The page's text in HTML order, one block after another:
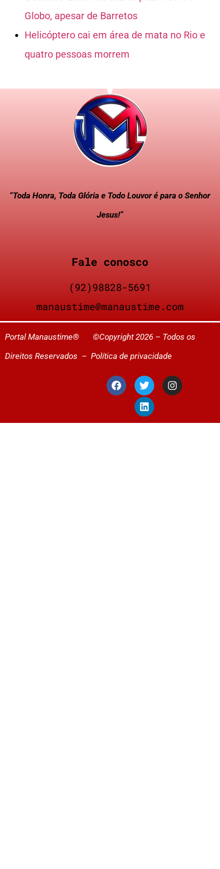
Globo, apesar de Barretos
Helicóptero cai em área de mata no Rio e
quatro pessoas morrem
“Toda Honra, Toda Glória e Todo Louvor é para o Senhor
Jesus!”
Fale conosco
(92)98828-5691
manaustime@manaustime.com
Portal Manaustime® ©Copyright 2026 – Todos os
Direitos Reservados – Política de privacidade